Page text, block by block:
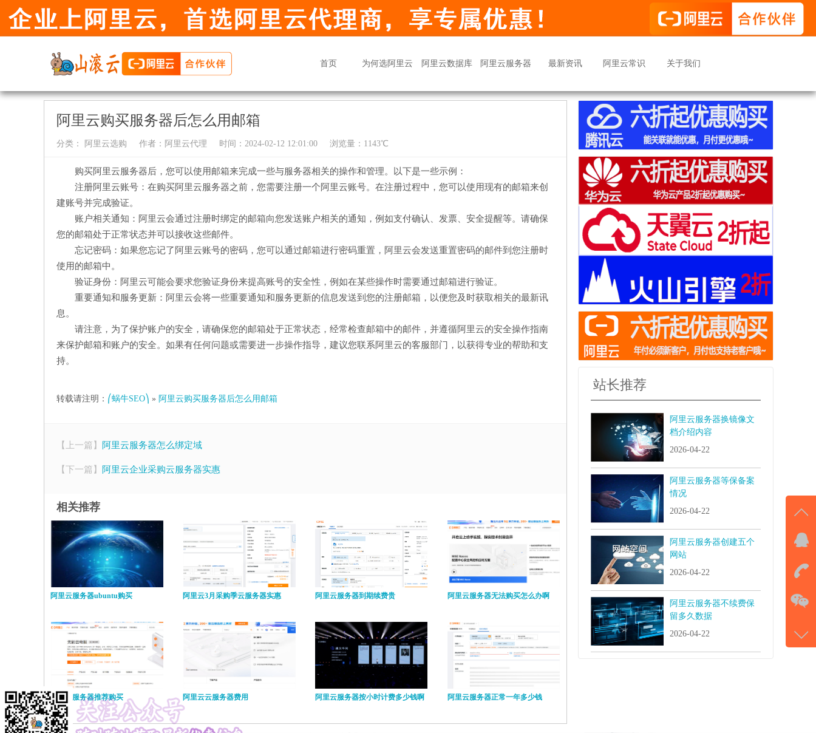
首页 为何选阿里云 阿里云数据库 阿里云服务器 最新资讯 阿里云常识 关于我们
阿里云购买服务器后怎么用邮箱
分类： 阿里云选购 作者： 阿里云代理 时间：2024-02-12 12:01:00 浏览量：1143℃
购买阿里云服务器后，您可以使用邮箱来完成一些与服务器相关的操作和管理。以下是一些示例：
注册阿里云账号：在购买阿里云服务器之前，您需要注册一个阿里云账号。在注册过程中，您可以使用现有的邮箱来创
建账号并完成验证。
账户相关通知：阿里云会通过注册时绑定的邮箱向您发送账户相关的通知，例如支付确认、发票、安全提醒等。请确保
您的邮箱处于正常状态并可以接收这些邮件。
忘记密码：如果您忘记了阿里云账号的密码，您可以通过邮箱进行密码重置，阿里云会发送重置密码的邮件到您注册时
使用的邮箱中。
验证身份：阿里云可能会要求您验证身份来提高账号的安全性，例如在某些操作时需要通过邮箱进行验证。
重要通知和服务更新：阿里云会将一些重要通知和服务更新的信息发送到您的注册邮箱，以便您及时获取相关的最新讯
息。
请注意，为了保护账户的安全，请确保您的邮箱处于正常状态，经常检查邮箱中的邮件，并遵循阿里云的安全操作指南
来保护邮箱和账户的安全。如果有任何问题或需要进一步操作指导，建议您联系阿里云的客服部门，以获得专业的帮助和支
持。
转载请注明： ⎛蜗牛SEO⎞ » 阿里云购买服务器后怎么用邮箱
【上一篇】 阿里云服务器怎么绑定域
【下一篇】 阿里云企业采购云服务器实惠
相关推荐
阿里云服务器ubuntu购买 阿里云3月采购季云服务器实惠 阿里云服务器到期续费贵 阿里云服务器无法购买怎么办啊
阿里云服务器推荐购买 阿里云云服务器费用 阿里云服务器按小时计费多少钱啊 阿里云服务器正常一年多少钱
站长推荐
阿里云服务器换镜像文
档介绍内容
2026-04-22
阿里云服务器等保备案
情况
2026-04-22
阿里云服务器创建五个
网站
2026-04-22
阿里云服务器不续费保
留多久数据
2026-04-22
QQ
击
177-